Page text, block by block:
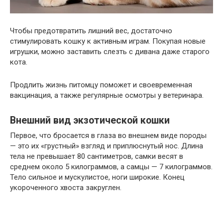
Чтобы предотвратить лишний вес, достаточно
стимулировать кошку к активным играм. Покупая новые
игрушки, можно заставить слезть с дивана даже старого
кота.
Продлить жизнь питомцу поможет и своевременная
вакцинация, а также регулярные осмотры у ветеринара.
Внешний вид экзотической кошки
Первое, что бросается в глаза во внешнем виде породы
— это их «грустный» взгляд и приплюснутый нос. Длина
тела не превышает 80 сантиметров, самки весят в
среднем около 5 килограммов, а самцы — 7 килограммов.
Тело сильное и мускулистое, ноги широкие. Конец
укороченного хвоста закруглен.